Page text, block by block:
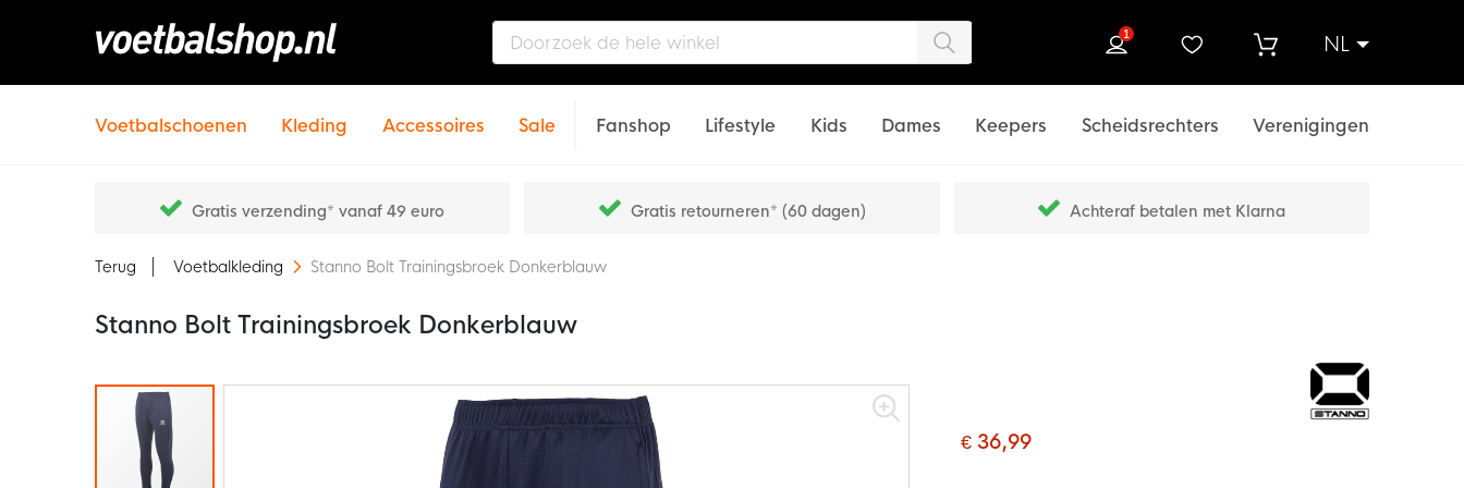
NL
1
Voetbalschoenen Kleding Accessoires Sale Fanshop Lifestyle Kids Dames Keepers Scheidsrechters Verenigingen
Gratis verzending* vanaf 49 euro Gratis retourneren* (60 dagen) Achteraf betalen met Klarna
Terug Voetbalkleding Stanno Bolt Trainingsbroek Donkerblauw
Stanno Bolt Trainingsbroek Donkerblauw
Ga
€ 36,99